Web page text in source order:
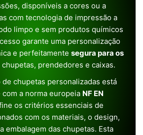
disponíveis a cores ou a
com tecnologia de impressão a
limpo e sem produtos químicos
garante uma personalização
e perfeitamente segura para os
chupetas, prendedores e caixas.
chupetas personalizadas está
a norma europeia NF EN
os critérios essenciais de
com os materiais, o design,
embalagem das chupetas. Esta